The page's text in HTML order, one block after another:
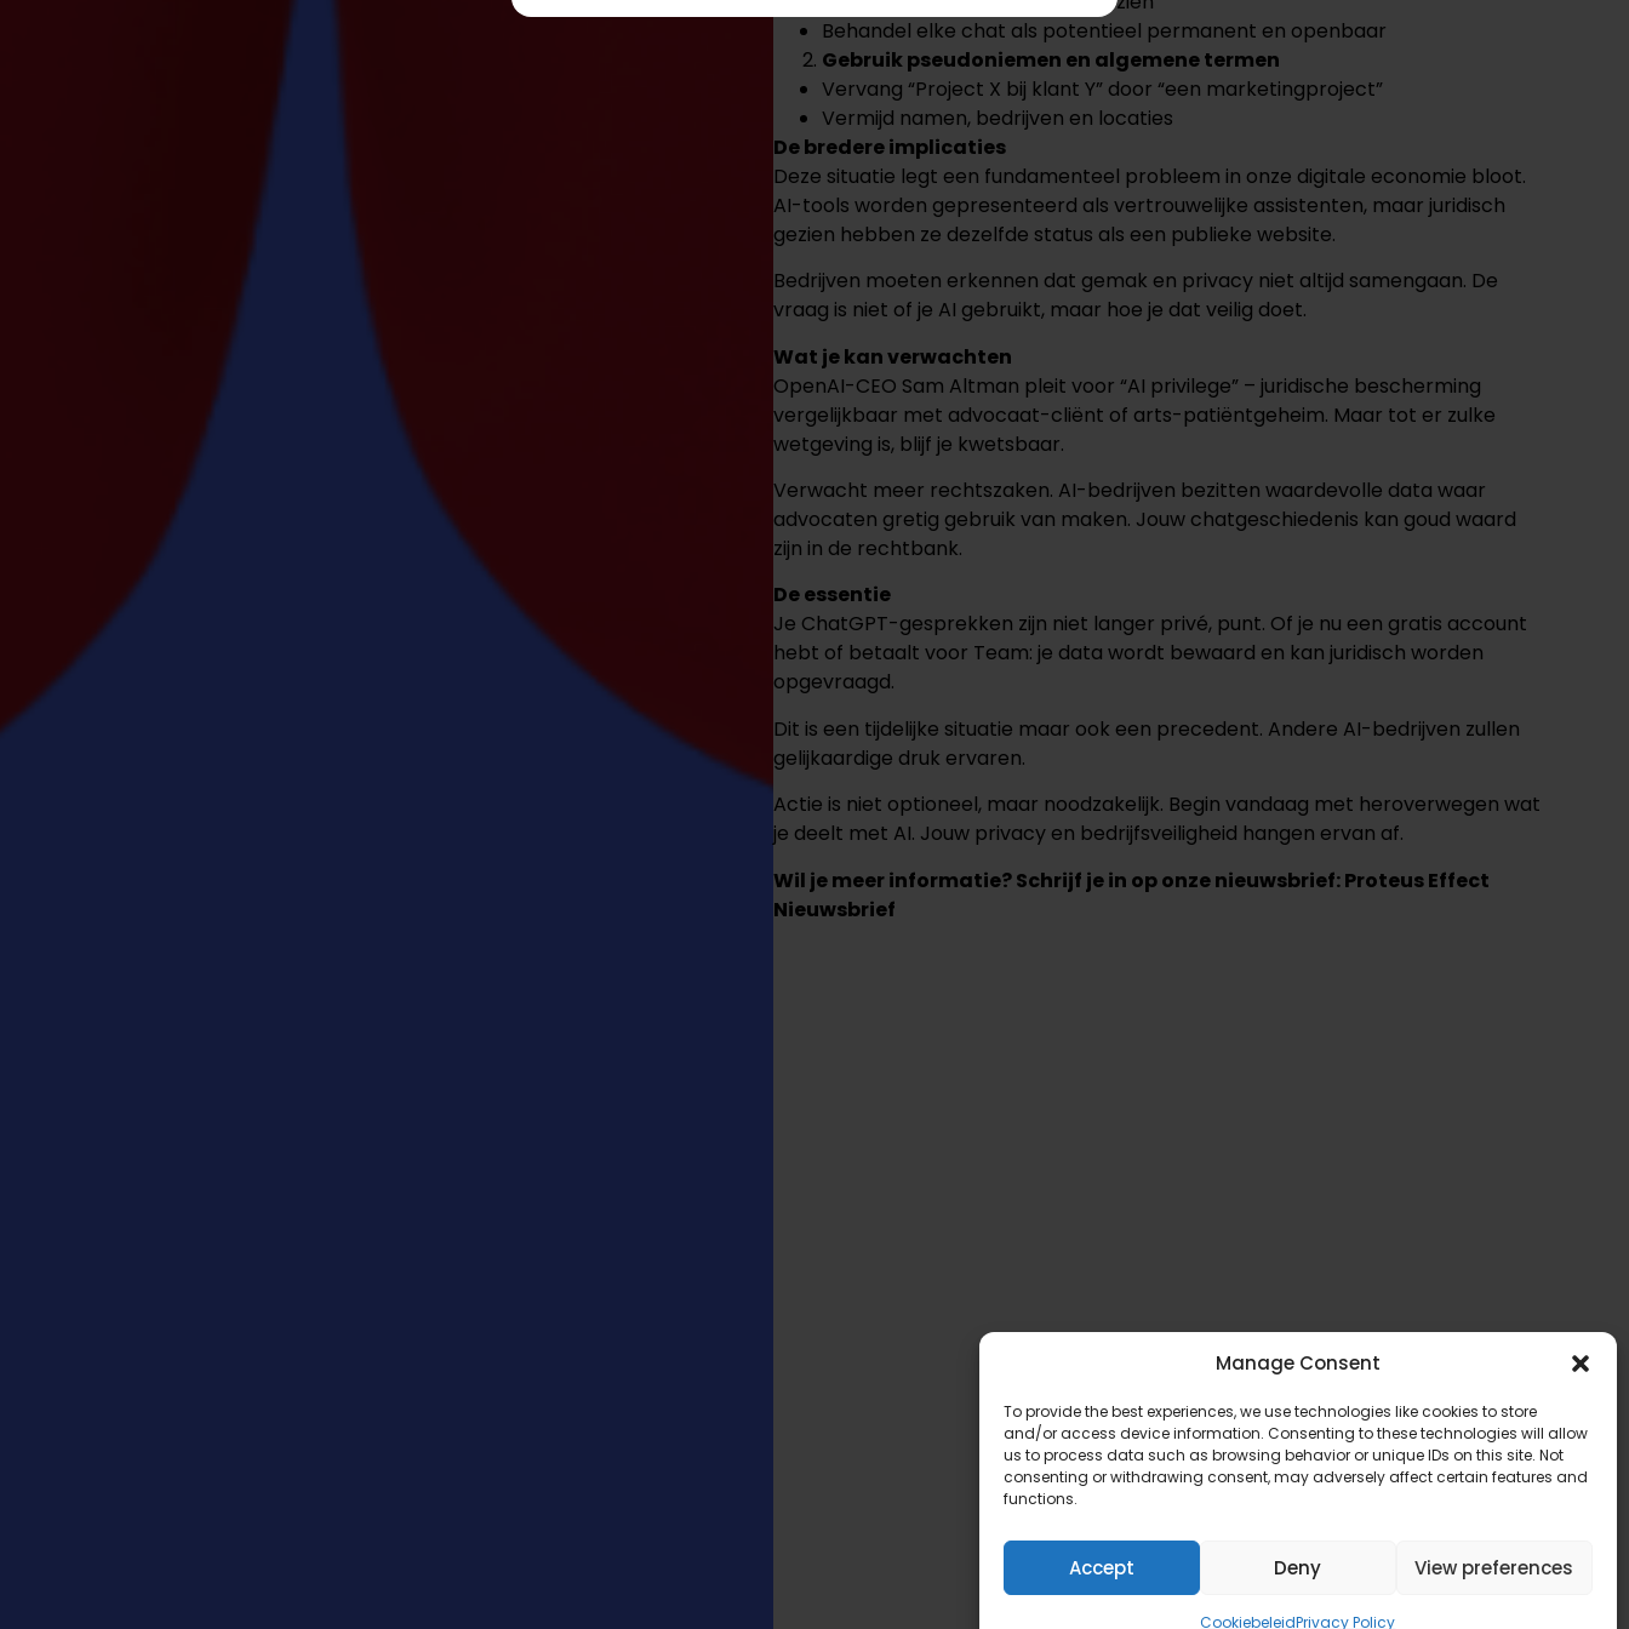
Manage Consent
To provide the best experiences, we use technologies like cookies to store
and/or access device information. Consenting to these technologies will allow
us to process data such as browsing behavior or unique IDs on this site. Not
consenting or withdrawing consent, may adversely affect certain features and
functions.
Accept Deny View preferences
CookiebeleidPrivacy Policy
Behandel elke chat als potentieel permanent en openbaar
Gebruik pseudoniemen en algemene termen
Vervang “Project X bij klant Y” door “een marketingproject”
Vermijd namen, bedrijven en locaties
De bredere implicaties
Deze situatie legt een fundamenteel probleem in onze digitale economie bloot.
AI-tools worden gepresenteerd als vertrouwelijke assistenten, maar juridisch
gezien hebben ze dezelfde status als een publieke website.
Bedrijven moeten erkennen dat gemak en privacy niet altijd samengaan. De
vraag is niet of je AI gebruikt, maar hoe je dat veilig doet.
Wat je kan verwachten
OpenAI-CEO Sam Altman pleit voor “AI privilege” – juridische bescherming
vergelijkbaar met advocaat-cliënt of arts-patiëntgeheim. Maar tot er zulke
wetgeving is, blijf je kwetsbaar.
Verwacht meer rechtszaken. AI-bedrijven bezitten waardevolle data waar
advocaten gretig gebruik van maken. Jouw chatgeschiedenis kan goud waard
zijn in de rechtbank.
De essentie
Je ChatGPT-gesprekken zijn niet langer privé, punt. Of je nu een gratis account
hebt of betaalt voor Team: je data wordt bewaard en kan juridisch worden
opgevraagd.
Dit is een tijdelijke situatie maar ook een precedent. Andere AI-bedrijven zullen
gelijkaardige druk ervaren.
Actie is niet optioneel, maar noodzakelijk. Begin vandaag met heroverwegen wat
je deelt met AI. Jouw privacy en bedrijfsveiligheid hangen ervan af.
Wil je meer informatie? Schrijf je in op onze nieuwsbrief:Proteus Effect
Nieuwsbrief